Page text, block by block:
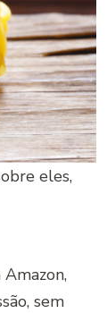
eles,
sem